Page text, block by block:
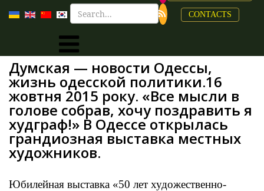
CONTACTS
Думская — новости Одессы,
жизнь одесской политики.16
жовтня 2015 року. «Все мысли в
голове собрав, хочу поздравить я
худграф!» В Одессе открылась
грандиозная выставка местных
художников.
Юбилейная выставка «50 лет художественно-